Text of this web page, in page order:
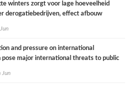
winters zorgt voor lage hoeveelheid
derogatiebedrijven, effect afbouw
and pressure on international
pose major international threats to public
Jun